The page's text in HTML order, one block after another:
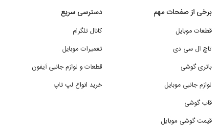
برخی از صفحات مهم
قطعات موبایل
تاچ ال سی دی
باتری گوشی
لوازم جانبی موبایل
قاب گوشی
قیمت گوشی موبایل
دسترسی سریع
کانال تلگرام
تعمیرات موبایل
قطعات و لوازم جانبی آیفون
خرید انواع لپ تاپ